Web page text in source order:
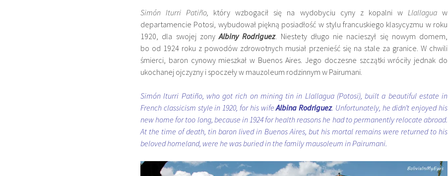
Simón Iturri Patiño, który wzbogacił się na wydobyciu cyny z kopalni w Llallaguaw
departamencie Potosi, wybudował piękną posiadłość w stylu francuskiego klasycyzmu w roku
1920, dla swojej zonyAlbiny Rodriguez. Niestety długo nie nacieszył się nowym domem,
bo od 1924 roku z powodów zdrowotnych musiał przenieść się na stale za granice. W chwili
śmierci, baron cynowy mieszkał w Buenos Aires. Jego doczesne szczątki wróciły jednak do
ukochanej ojczyzny i spoczeły w mauzoleum rodzinnym w Pairumani.
Simón Iturri Patiño, who got rich on mining tin in Llallagua (Potosi), built a beautiful estate in
French classicism style in 1920, for his wifeAlbina Rodriguez. Unfortunately, he didn’t enjoyed his
new home for too long, because in 1924 for health reasons he had to permanently relocate abroad.
At the time of death, tin baron lived in Buenos Aires, but his mortal remains were returned to his
beloved homeland, were he was buried in the family mausoleum in Pairumani.